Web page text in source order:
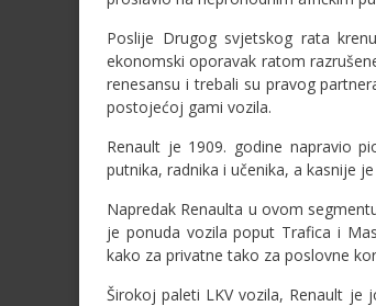
Poslije Drugog svjetskog rata
ekonomski oporavak ratom
renesansu i trebali su pravog
postojećoj gami vozila.
Renault je 1909. godine napravio
putnika, radnika i učenika, a kasnije
Napredak Renaulta u ovom
je ponuda vozila poput Trafica i
kako za privatne tako za poslovne
Širokoj paleti LKV vozila, Renault je